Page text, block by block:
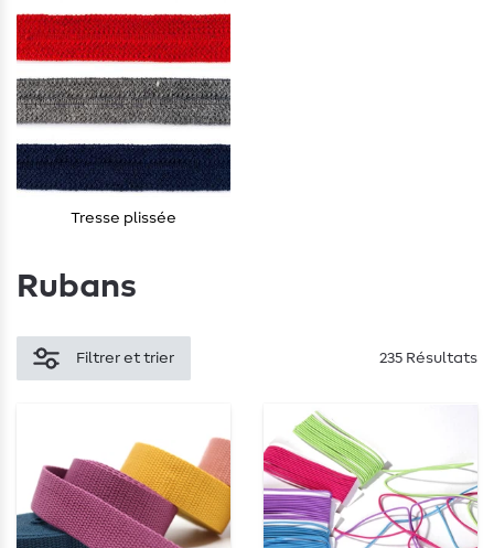
Tresse plissée
Rubans
Filtrer et trier 235 Résultats